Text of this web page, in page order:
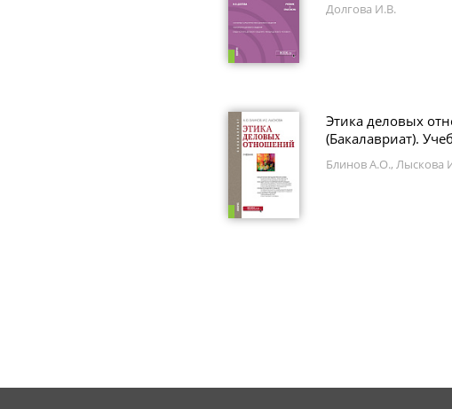
Долгова И.В.
Этика деловых
(Бакалавриат).
Блинов А.О., Лыскова